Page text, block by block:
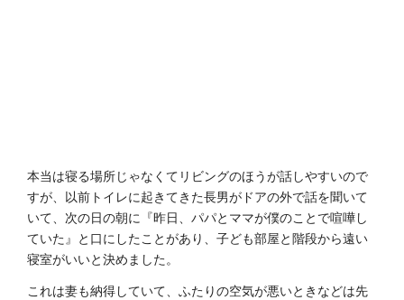
本当は寝る場所じゃなくてリビングのほうが話しやすいので
すが、以前トイレに起きてきた長男がドアの外で話を聞いて
いて、次の日の朝に『昨日、パパとママが僕のことで喧嘩し
ていた』と口にしたことがあり、子ども部屋と階段から遠い
寝室がいいと決めました。
これは妻も納得していて、ふたりの空気が悪いときなどは先